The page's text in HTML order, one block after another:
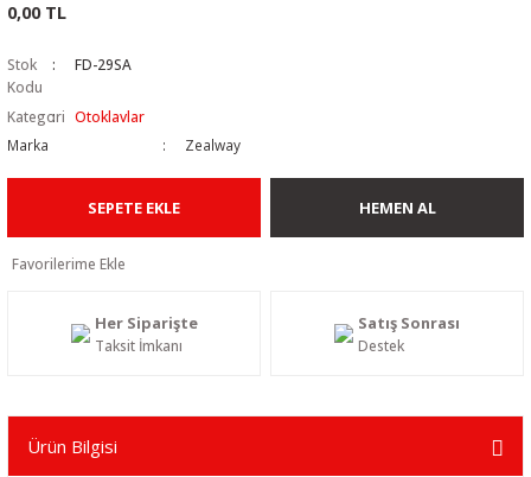
0,00 TL
Stok
Kodu
FD-29SA
Kategori Otoklavlar
Marka
Zealway
SEPETE EKLE HEMEN AL
Her Siparişte
Taksit İmkanı
Satış Sonrası
Destek
Ürün Bilgisi